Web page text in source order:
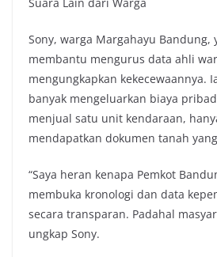
Sony, warga Margahayu Bandung,
membantu mengurus data ahli
mengungkapkan kekecewaannya.
banyak mengeluarkan biaya
menjual satu unit kendaraan,
mendapatkan dokumen tanah
“Saya heran kenapa Pemkot
membuka kronologi dan data
secara transparan. Padahal
ungkap Sony.